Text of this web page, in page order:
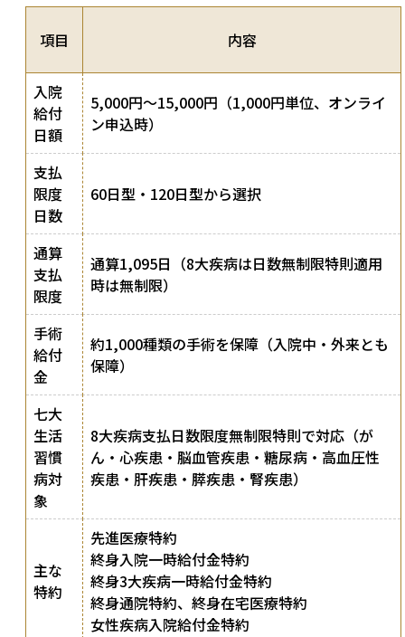
項目 内容
入院
給付
日額
5,000円〜15,000円（1,000円単位、オンライ
ン申込時）
支払
限度
日数
60日型・120日型から選択
通算
支払
限度
通算1,095日（8大疾病は日数無制限特則適用
時は無制限）
手術
給付
金
約1,000種類の手術を保障（入院中・外来とも
保障）
七大
生活
習慣
病対
象
8大疾病支払日数限度無制限特則で対応（が
ん・心疾患・脳血管疾患・糖尿病・高血圧性
疾患・肝疾患・膵疾患・腎疾患）
主な
特約
先進医療特約
終身入院一時給付金特約
終身3大疾病一時給付金特約
終身通院特約、終身在宅医療特約
女性疾病入院給付金特約